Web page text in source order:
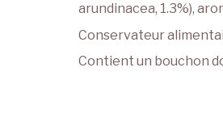
arundinacea, 1.3%),
Conservateur
Contient un bouchon